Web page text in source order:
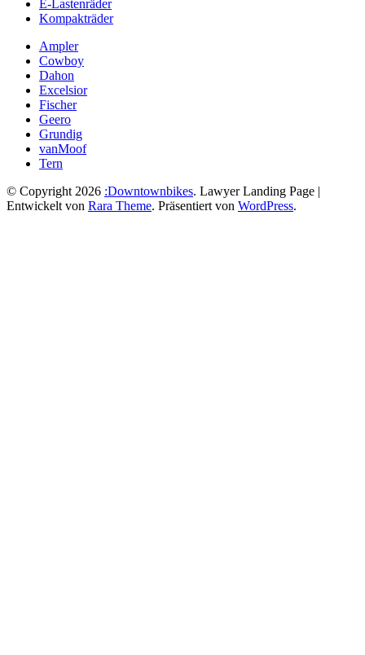
E-Lastenräder
Kompakträder
Ampler
Cowboy
Dahon
Excelsior
Fischer
Geero
Grundig
vanMoof
Tern
© Copyright 2026 :Downtownbikes. Lawyer Landing Page |
Entwickelt von Rara Theme. Präsentiert von WordPress.